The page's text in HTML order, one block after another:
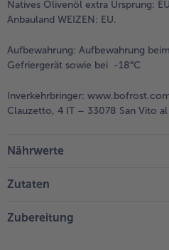
Natives Olivenöl extra Ursprung:
Anbauland WEIZEN: EU.
Aufbewahrung: Aufbewahrung
Gefriergerät sowie bei -18°C
Inverkehrbringer:
Clauzetto, 4 IT – 33078 San Vito
Nährwerte
Zutaten
Zubereitung